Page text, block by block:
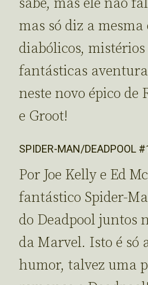
sabe, mas ele não
mas só diz a mesma
diabólicos,
fantásticas
neste novo épico de
e Groot!
SPIDER-MAN/DEADPOOL
Por Joe Kelly e Ed
fantástico Spider-
do Deadpool juntos
da Marvel. Isto é só
humor, talvez uma